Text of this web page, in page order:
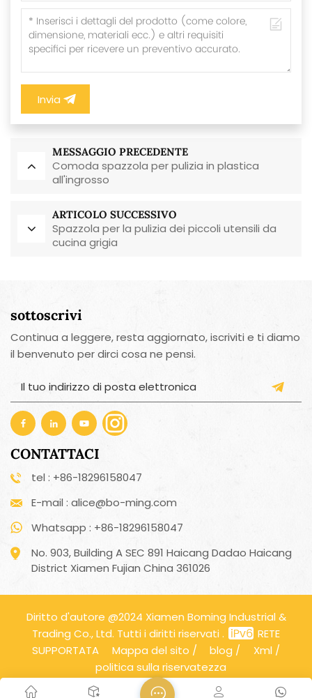
Invia
MESSAGGIO PRECEDENTE
Comoda spazzola per pulizia in plastica
all'ingrosso
ARTICOLO SUCCESSIVO
Spazzola per la pulizia dei piccoli utensili da
cucina grigia
sottoscrivi
Continua a leggere, resta aggiornato, iscriviti e ti diamo
il benvenuto per dirci cosa ne pensi.
CONTATTACI
tel : +86-18296158047
E-mail : alice@bo-ming.com
Whatsapp : +86-18296158047
No. 903, Building A SEC 891 Haicang Dadao Haicang
District Xiamen Fujian China 361026
Diritto d'autore @2024 Xiamen Boming Industrial &
Trading Co., Ltd. Tutti i diritti riservati .
RETE
SUPPORTATA
Mappa del sito / blog / Xml /
politica sulla riservatezza